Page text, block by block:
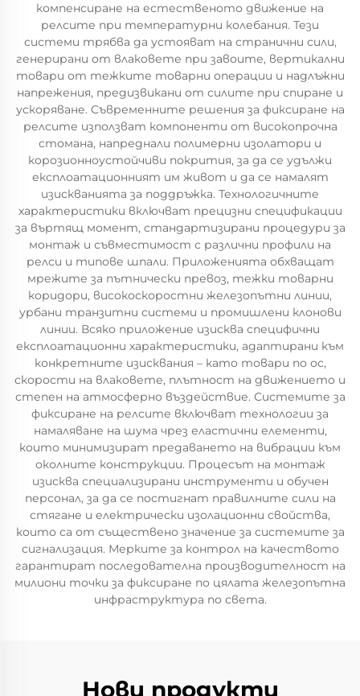
компенсиране на естественото движение на
релсите при температурни колебания. Тези
системи трябва да устояват на странични сили,
генерирани от влаковете при завоите, вертикални
товари от тежките товарни операции и надлъжни
напрежения, предизвикани от силите при спиране и
ускоряване. Съвременните решения за фиксиране на
релсите използват компоненти от високопрочна
стомана, напреднали полимерни изолатори и
корозионноустойчиви покрития, за да се удължи
експлоатационният им живот и да се намалят
изискванията за поддръжка. Технологичните
характеристики включват прецизни спецификации
за въртящ момент, стандартизирани процедури за
монтаж и съвместимост с различни профили на
релси и типове шпали. Приложенията обхващат
мрежите за пътнически превоз, тежки товарни
коридори, високоскоростни железопътни линии,
урбани транзитни системи и промишлени клонови
линии. Всяко приложение изисква специфични
експлоатационни характеристики, адаптирани към
конкретните изисквания – като товари по ос,
скорости на влаковете, плътност на движението и
степен на атмосферно въздействие. Системите за
фиксиране на релсите включват технологии за
намаляване на шума чрез еластични елементи,
които минимизират предаването на вибрации към
околните конструкции. Процесът на монтаж
изисква специализирани инструменти и обучен
персонал, за да се постигнат правилните сили на
стягане и електрически изолационни свойства,
които са от съществено значение за системите за
сигнализация. Мерките за контрол на качеството
гарантират последователна производителност на
милиони точки за фиксиране по цялата железопътна
инфраструктура по света.
Нови продукти